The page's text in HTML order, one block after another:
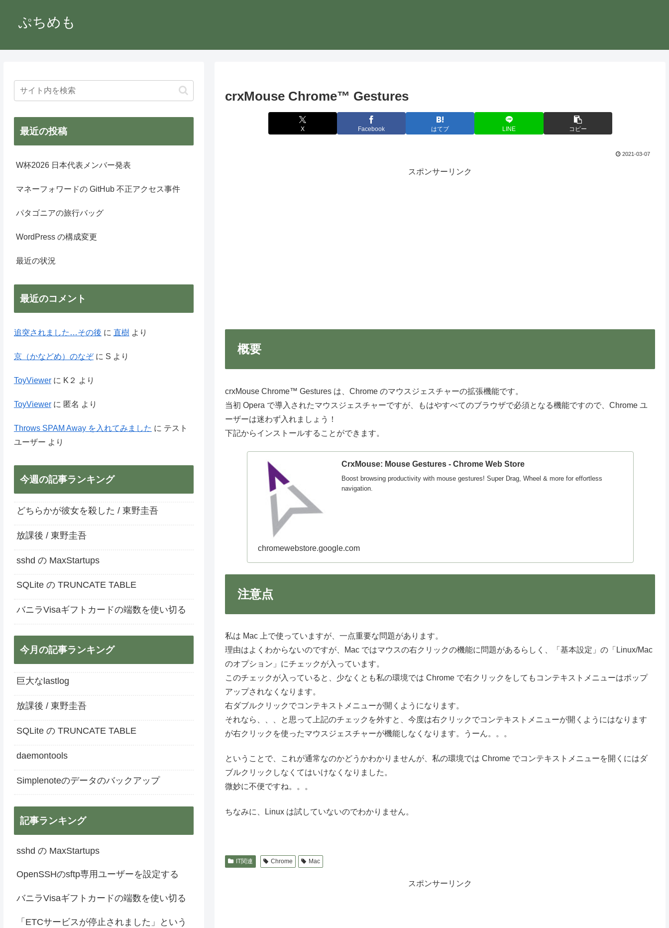
ぷちめも
crxMouse Chrome™ Gestures
X Facebook はてブ LINE コピー
2021-03-07
スポンサーリンク
概要
crxMouse Chrome™ Gestures は、Chrome のマウスジェスチャーの拡張機能です。
当初 Opera で導入されたマウスジェスチャーですが、もはやすべてのブラウザで必須となる機能ですので、Chrome ユ
ーザーは迷わず入れましょう！
下記からインストールすることができます。
CrxMouse: Mouse Gestures - Chrome Web Store
Boost browsing productivity with mouse gestures! Super Drag, Wheel & more for effortless
navigation.
chromewebstore.google.com
注意点
私は Mac 上で使っていますが、一点重要な問題があります。
理由はよくわからないのですが、Mac ではマウスの右クリックの機能に問題があるらしく、「基本設定」の「Linux/Mac
のオプション」にチェックが入っています。
このチェックが入っていると、少なくとも私の環境では Chrome で右クリックをしてもコンテキストメニューはポップ
アップされなくなります。
右ダブルクリックでコンテキストメニューが開くようになります。
それなら、、、と思って上記のチェックを外すと、今度は右クリックでコンテキストメニューが開くようにはなります
が右クリックを使ったマウスジェスチャーが機能しなくなります。うーん。。。
ということで、これが通常なのかどうかわかりませんが、私の環境では Chrome でコンテキストメニューを開くにはダ
ブルクリックしなくてはいけなくなりました。
微妙に不便ですね。。。
ちなみに、Linux は試していないのでわかりません。
IT関連 Chrome Mac
スポンサーリンク
最近の投稿
W杯2026 日本代表メンバー発表
マネーフォワードの GitHub 不正アクセス事件
パタゴニアの旅行バッグ
WordPress の構成変更
最近の状況
最近のコメント
追突されました…その後 に 直樹より
京（かなどめ）のなぞに S より
ToyViewerに K２ より
ToyViewerに 匿名 より
Throws SPAM Away を入れてみました に テスト
ユーザー より
今週の記事ランキング
どちらかが彼女を殺した / 東野圭吾
放課後 / 東野圭吾
sshd の MaxStartups
SQLite の TRUNCATE TABLE
バニラVisaギフトカードの端数を使い切る
今月の記事ランキング
巨大なlastlog
放課後 / 東野圭吾
SQLite の TRUNCATE TABLE
daemontools
Simplenoteのデータのバックアップ
記事ランキング
sshd の MaxStartups
OpenSSHのsftp専用ユーザーを設定する
バニラVisaギフトカードの端数を使い切る
「ETCサービスが停止されました」という